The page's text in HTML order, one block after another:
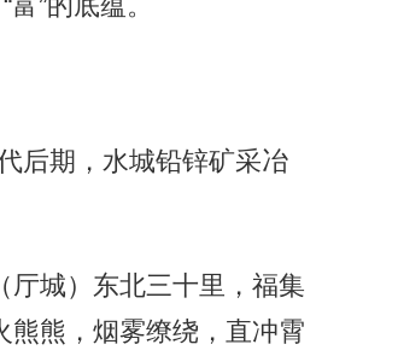
期，水城铅锌矿采冶
城）东北三十里，福集
熊熊，烟雾缭绕，直冲霄